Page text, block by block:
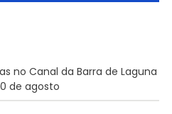
no Canal da Barra de Laguna
de agosto